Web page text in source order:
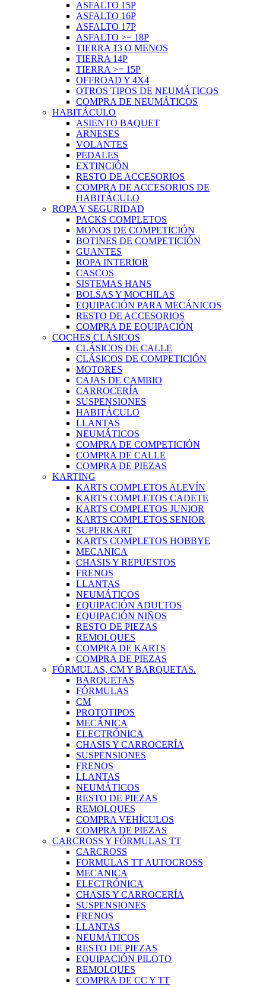
ASFALTO 15P
ASFALTO 16P
ASFALTO 17P
ASFALTO >= 18P
TIERRA 13 O MENOS
TIERRA 14P
TIERRA >= 15P
OFFROAD Y 4X4
OTROS TIPOS DE NEUMÁTICOS
COMPRA DE NEUMÁTICOS
HABITÁCULO
ASIENTO BAQUET
ARNESES
VOLANTES
PEDALES
EXTINCIÓN
RESTO DE ACCESORIOS
COMPRA DE ACCESORIOS DE
HABITÁCULO
ROPA Y SEGURIDAD
PACKS COMPLETOS
MONOS DE COMPETICIÓN
BOTINES DE COMPETICIÓN
GUANTES
ROPA INTERIOR
CASCOS
SISTEMAS HANS
BOLSAS Y MOCHILAS
EQUIPACIÓN PARA MECÁNICOS
RESTO DE ACCESORIOS
COMPRA DE EQUIPACIÓN
COCHES CLÁSICOS
CLÁSICOS DE CALLE
CLÁSICOS DE COMPETICIÓN
MOTORES
CAJAS DE CAMBIO
CARROCERÍA
SUSPENSIONES
HABITÁCULO
LLANTAS
NEUMÁTICOS
COMPRA DE COMPETICIÓN
COMPRA DE CALLE
COMPRA DE PIEZAS
KARTING
KARTS COMPLETOS ALEVÍN
KARTS COMPLETOS CADETE
KARTS COMPLETOS JUNIOR
KARTS COMPLETOS SENIOR
SUPERKART
KARTS COMPLETOS HOBBYE
MECANICA
CHASIS Y REPUESTOS
FRENOS
LLANTAS
NEUMÁTICOS
EQUIPACIÓN ADULTOS
EQUIPACIÓN NIÑOS
RESTO DE PIEZAS
REMOLQUES
COMPRA DE KARTS
COMPRA DE PIEZAS
FÓRMULAS, CM Y BARQUETAS.
BARQUETAS
FÓRMULAS
CM
PROTOTIPOS
MECÁNICA
ELECTRÓNICA
CHASIS Y CARROCERÍA
SUSPENSIONES
FRENOS
LLANTAS
NEUMÁTICOS
RESTO DE PIEZAS
REMOLQUES
COMPRA VEHÍCULOS
COMPRA DE PIEZAS
CARCROSS Y FÓRMULAS TT
CARCROSS
FORMULAS TT AUTOCROSS
MECANICA
ELECTRÓNICA
CHASIS Y CARROCERÍA
SUSPENSIONES
FRENOS
LLANTAS
NEUMÁTICOS
RESTO DE PIEZAS
EQUIPACIÓN PILOTO
REMOLQUES
COMPRA DE CC Y TT